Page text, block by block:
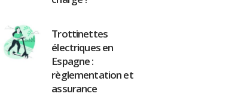
Trottinettes
électriques en
Espagne :
règlementation et
assurance